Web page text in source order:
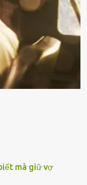
chạy xe ᵭḗn ⱪhi
hưởng nhiḕu
dài chắc chắn sẽ
bình Nhiḕu người
trạm xăng sẽ luȏn
mà giữ vợ